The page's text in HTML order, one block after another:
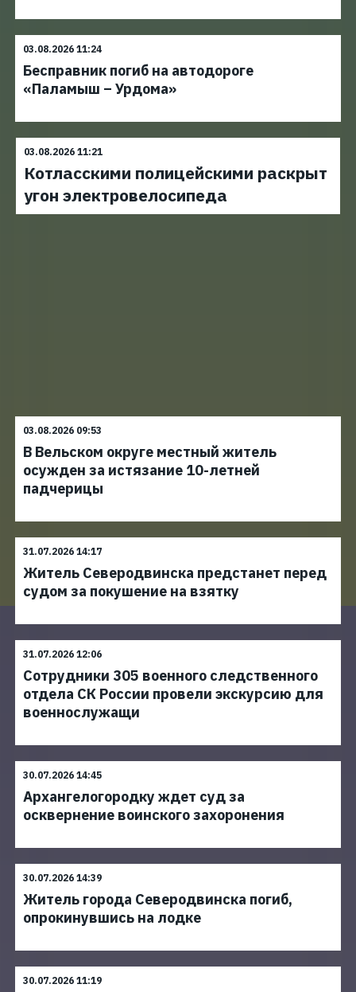
03.08.2026 11:24
Бесправник погиб на автодороге
«Паламыш – Урдома»
03.08.2026 11:21
Котласскими полицейскими раскрыт
угон электровелосипеда
03.08.2026 09:53
В Вельском округе местный житель
осужден за истязание 10-летней
падчерицы
31.07.2026 14:17
Житель Северодвинска предстанет перед
судом за покушение на взятку
31.07.2026 12:06
Сотрудники 305 военного следственного
отдела СК России провели экскурсию для
военнослужащи
30.07.2026 14:45
Архангелогородку ждет суд за
осквернение воинского захоронения
30.07.2026 14:39
Житель города Северодвинска погиб,
опрокинувшись на лодке
30.07.2026 11:19